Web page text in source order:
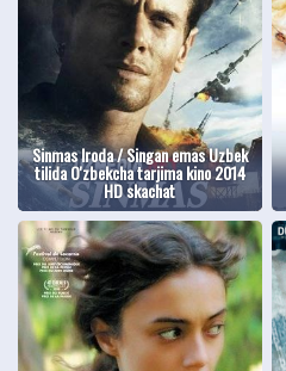
Sinmas Iroda / Singan emas Uzbek
tilida O'zbekcha tarjima kino 2014
HD skachat